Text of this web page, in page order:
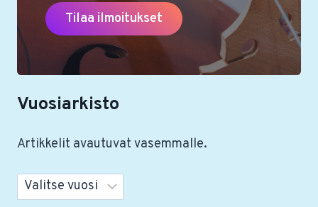
NISKANEN
Vuosiarkisto
Artikkelit avautuvat vasemmalle.
Arkistot